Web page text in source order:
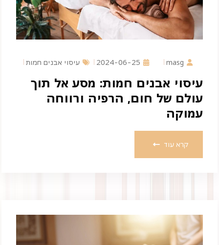
masg
2024-06-25 עיסוי אבנים חמות
עיסוי אבנים חמות: מסע אל תוך
עולם של חום, הרפיה ורווחה
עמוקה
קרא עוד